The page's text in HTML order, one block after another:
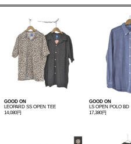
GOOD ON
LEOPARD SS OPEN TEE
14,080円
GOOD ON
LS OPEN POLO BD
17,380円